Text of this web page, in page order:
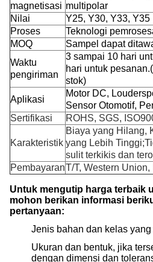
magnetisasi multipolar
Nilai
Y25, Y30, Y33, Y35
Proses
Teknologi
MOQ
Sampel dapat
Waktu
pengiriman
3 sampai 10 hari
hari untuk
stok)
Aplikasi
Motor DC,
Sensor Otomotif,
Sertifikasi
ROHS, SGS,
Karakteristik
Biaya yang Hilang,
yang Lebih
sulit terkikis dan
PembayaranT/T, Western
Untuk mengutip harga terbaik
mohon berikan informasi
pertanyaan:
Jenis bahan dan kelas
Ukuran dan bentuk, jika
dengan dimensi dan